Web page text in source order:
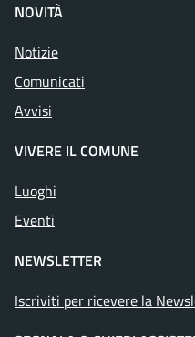
NOVITÀ
Notizie
Comunicati
Avvisi
VIVERE IL COMUNE
Luoghi
Eventi
NEWSLETTER
Iscriviti per ricevere la